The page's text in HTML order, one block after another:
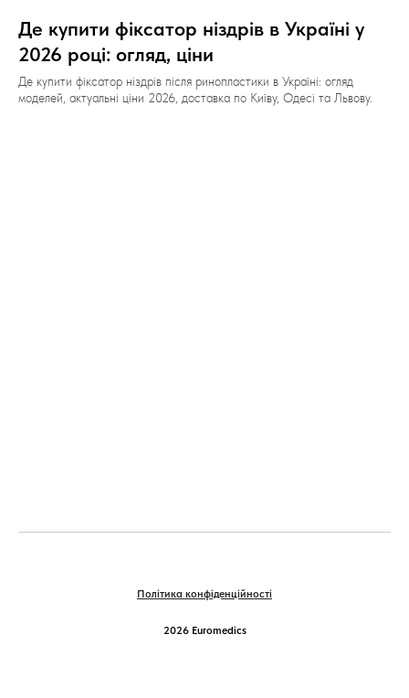
Де купити фіксатор ніздрів в Україні у
2026 році: огляд, ціни
Де купити фіксатор ніздрів після ринопластики в Україні: огляд
моделей, актуальні ціни 2026, доставка по Київу, Одесі та Львову.
Політика конфіденційності
2026 Euromedics